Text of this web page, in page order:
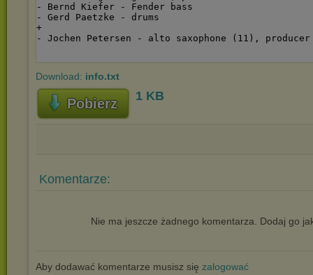
Download: info.txt
Pobierz 1 KB
Komentarze:
Nie ma jeszcze żadnego komentarza. Dodaj go
Aby dodawać komentarze musisz się zalogować